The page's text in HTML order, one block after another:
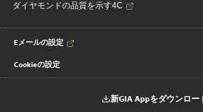
ダイヤモンドの品質を示す4C
Eメールの設定
Cookieの設定
新GIA Appをダウンロー